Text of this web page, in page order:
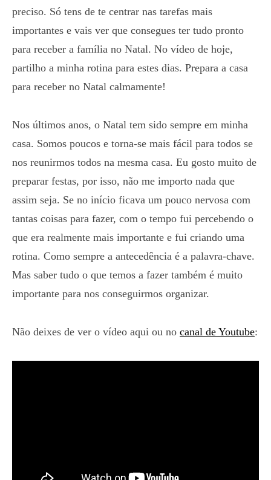
preciso. Só tens de te centrar nas tarefas mais
importantes e vais ver que consegues ter tudo pronto
para receber a família no Natal. No vídeo de hoje,
partilho a minha rotina para estes dias. Prepara a casa
para receber no Natal calmamente!
Nos últimos anos, o Natal tem sido sempre em minha
casa. Somos poucos e torna-se mais fácil para todos se
nos reunirmos todos na mesma casa. Eu gosto muito de
preparar festas, por isso, não me importo nada que
assim seja. Se no início ficava um pouco nervosa com
tantas coisas para fazer, com o tempo fui percebendo o
que era realmente mais importante e fui criando uma
rotina. Como sempre a antecedência é a palavra-chave.
Mas saber tudo o que temos a fazer também é muito
importante para nos conseguirmos organizar.
Não deixes de ver o vídeo aqui ou no canal de Youtube: